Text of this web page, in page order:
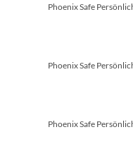
Phoenix Safe
Phoenix Safe
Phoenix Safe